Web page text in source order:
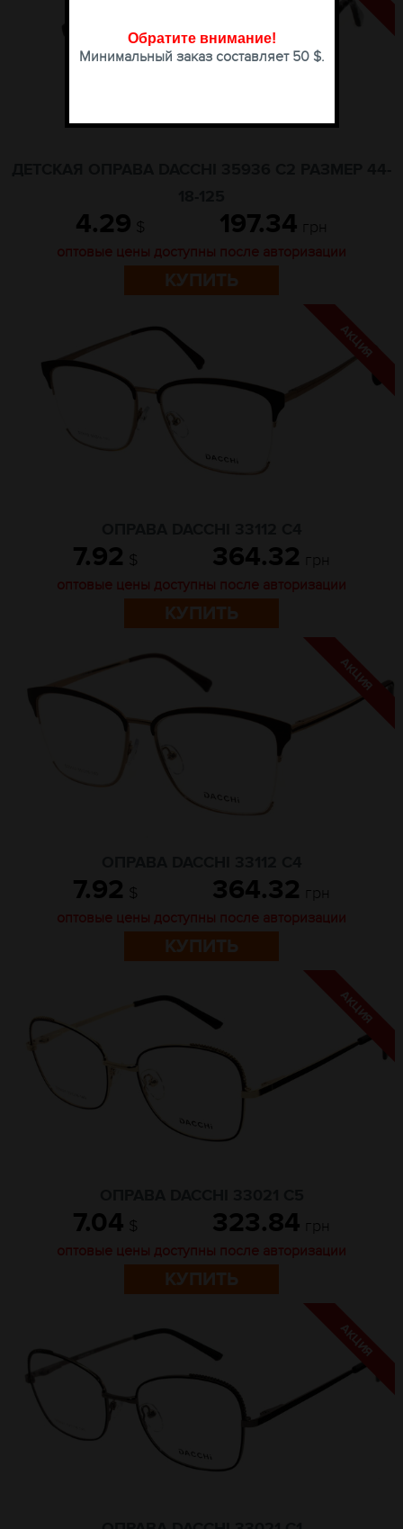
4.29 $ 197.34 грн
оптовые цены доступны после авторизации
КУПИТЬ
7.92 $ 364.32 грн
оптовые цены доступны после авторизации
КУПИТЬ
7.92 $ 364.32 грн
оптовые цены доступны после авторизации
КУПИТЬ
7.04 $ 323.84 грн
оптовые цены доступны после авторизации
КУПИТЬ
Обратите внимание!
Минимальный заказ составляет 50 $.